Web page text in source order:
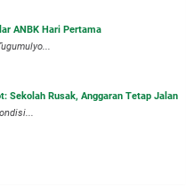
ANBK Hari Pertama
Sekolah Rusak, Anggaran Tetap Jalan